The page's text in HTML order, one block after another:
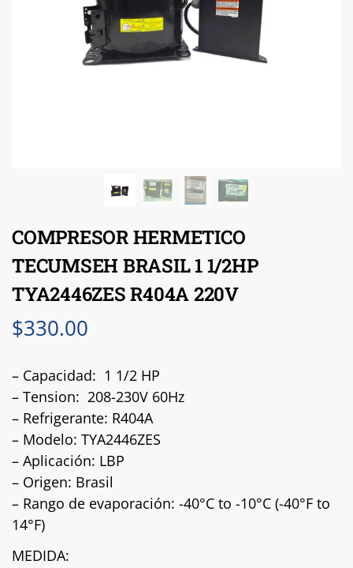
COMPRESOR HERMETICO
TECUMSEH BRASIL 1 1/2HP
TYA2446ZES R404A 220V
$330.00
– Capacidad: 1 1/2 HP
– Tension: 208-230V 60Hz
– Refrigerante: R404A
– Modelo: TYA2446ZES
– Aplicación: LBP
– Origen: Brasil
– Rango de evaporación: -40°C to -10°C (-40°F to
14°F)
MEDIDA: